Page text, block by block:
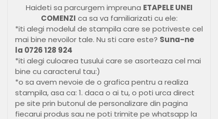
Haideti sa parcurgem impreuna ETAPELE UNEI
COMENZI ca sa va familiarizati cu ele:
*iti alegi modelul de stampila care se potriveste cel
mai bine nevoilor tale. Nu sti care este? Suna-ne
la 0726 128 924
*iti alegi culoarea tusului care se asorteaza cel mai
bine cu caracterul tau:)
*o sa avem nevoie de o grafica pentru a realiza
stampila, asa ca: 1. daca o ai tu, o poti urca direct
pe site prin butonul de personalizare din pagina
fiecarui produs sau ne poti trimite pe whatsapp la